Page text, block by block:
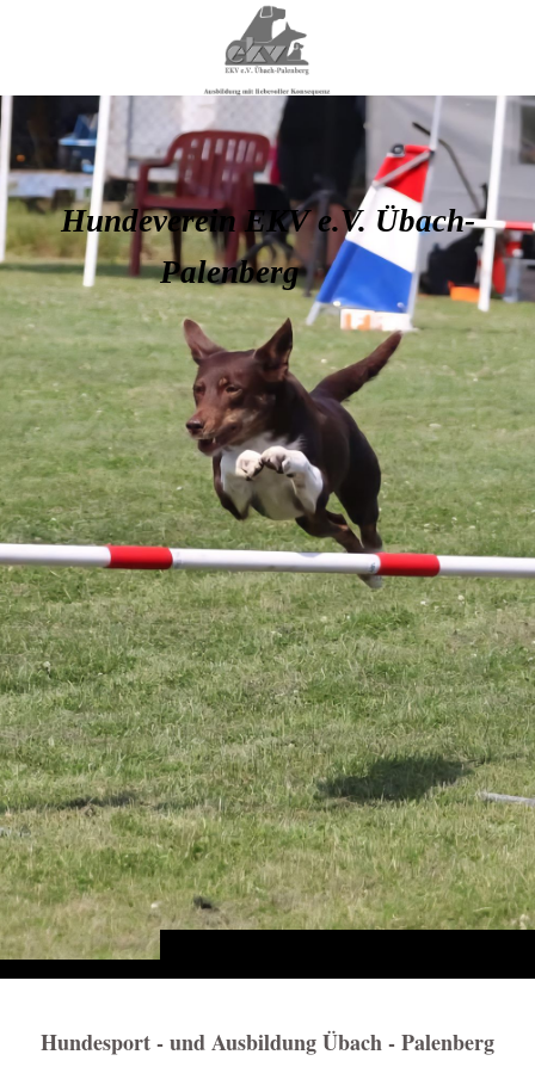
Hundeverein EKV e.V. Übach-
Palenberg
Hundesport - und Ausbildung Übach - Palenberg